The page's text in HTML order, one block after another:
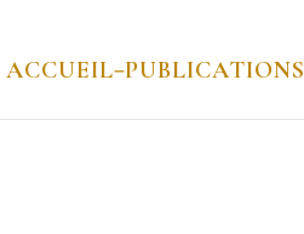
ACCUEIL–PUBLICATIONS